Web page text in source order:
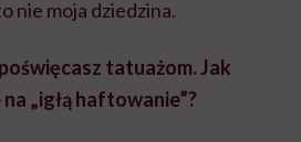
nie moja dziedzina.
tatuażom. Jak
„igłą haftowanie”?